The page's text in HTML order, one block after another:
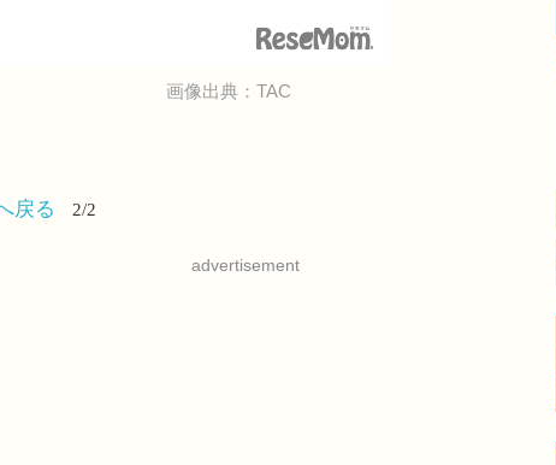
画像出典：TAC
戻る 2/2
advertisement